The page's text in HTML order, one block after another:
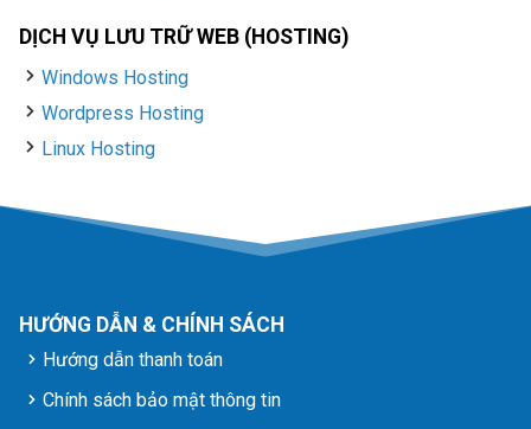
DỊCH VỤ LƯU TRỮ WEB (HOSTING)
Windows Hosting
Wordpress Hosting
Linux Hosting
HƯỚNG DẪN & CHÍNH SÁCH
Hướng dẫn thanh toán
Chính sách bảo mật thông tin